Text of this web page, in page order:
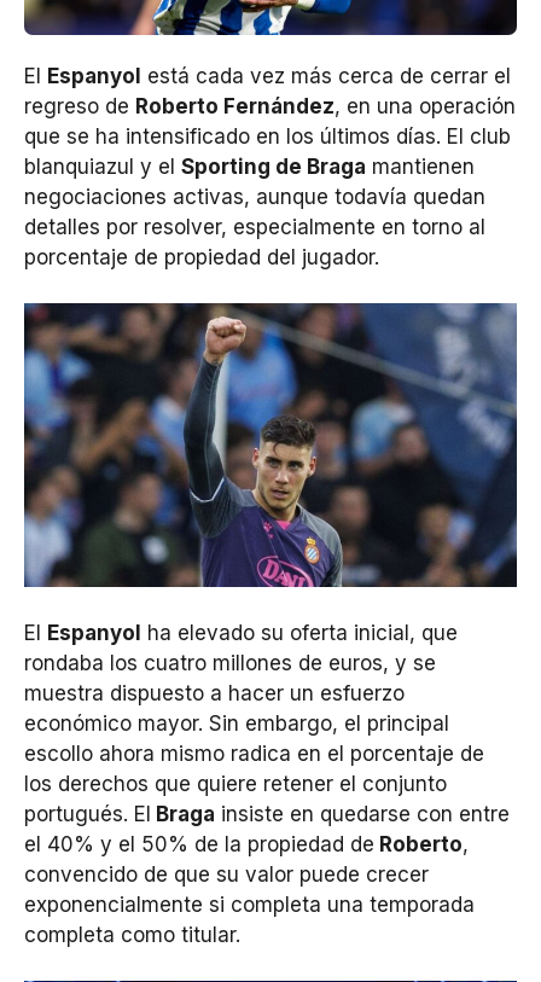
El Espanyol está cada vez más cerca de cerrar el
regreso de Roberto Fernández, en una operación
que se ha intensificado en los últimos días. El club
blanquiazul y el Sporting de Braga mantienen
negociaciones activas, aunque todavía quedan
detalles por resolver, especialmente en torno al
porcentaje de propiedad del jugador.
El Espanyol ha elevado su oferta inicial, que
rondaba los cuatro millones de euros, y se
muestra dispuesto a hacer un esfuerzo
económico mayor. Sin embargo, el principal
escollo ahora mismo radica en el porcentaje de
los derechos que quiere retener el conjunto
portugués. El Braga insiste en quedarse con entre
el 40% y el 50% de la propiedad de Roberto,
convencido de que su valor puede crecer
exponencialmente si completa una temporada
completa como titular.